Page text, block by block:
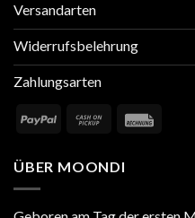
Versandarten
Widerrufsbelehrung
Zahlungsarten
ÜBER MOONDI